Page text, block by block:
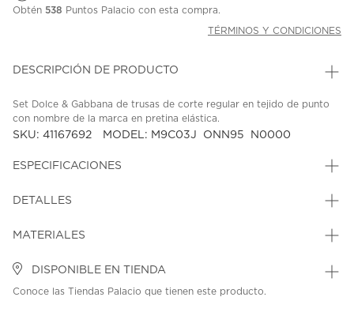
Obtén 538 Puntos Palacio con esta compra.
TÉRMINOS Y CONDICIONES
DESCRIPCIÓN DE PRODUCTO
Set Dolce & Gabbana de trusas de corte regular en tejido de punto
con nombre de la marca en pretina elástica.
SKU: 41167692 MODEL: M9C03J_ONN95_N0000
ESPECIFICACIONES
DETALLES
MATERIALES
DISPONIBLE EN TIENDA
Conoce las Tiendas Palacio que tienen este producto.